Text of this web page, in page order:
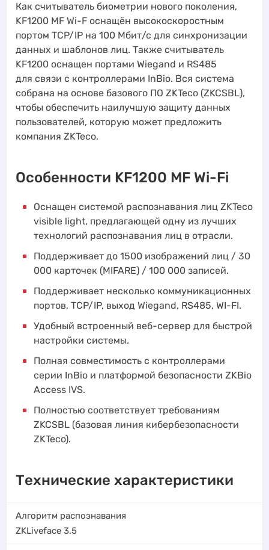
Как считыватель биометрии нового поколения,
KF1200 MF Wi-F оснащён высокоскоростным
портом TCP/IP на 100 Мбит/с для синхронизации
данных и шаблонов лиц. Также считыватель
KF1200 оснащен портами Wiegand и RS485
для связи с контроллерами InBio. Вся система
собрана на основе базового ПО ZKTeco (ZKCSBL),
чтобы обеспечить наилучшую защиту данных
пользователей, которую может предложить
компания ZKTeco.
Особенности KF1200 MF Wi-Fi
Оснащен системой распознавания лиц ZKTeco
visible light, предлагающей одну из лучших
технологий распознавания лиц в отрасли.
Поддерживает до 1500 изображений лиц / 30
000 карточек (MIFARE) / 100 000 записей.
Поддерживает несколько коммуникационных
портов, TCP/IP, выход Wiegand, RS485, WI-FI.
Удобный встроенный веб-сервер для быстрой
настройки системы.
Полная совместимость с контроллерами
серии InBio и платформой безопасности ZKBio
Access IVS.
Полностью соответствует требованиям
ZKCSBL (базовая линия кибербезопасности
ZKTeco).
Технические характеристики
Алгоритм распознавания
ZKLiveface 3.5